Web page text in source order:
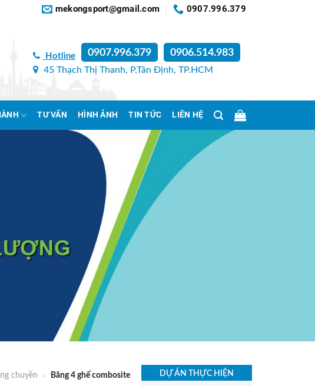
mekongsport@gmail.com 0907.996.379
Hotline 0907.996.379 0906.514.983
45 Thạch Thị Thanh, P.Tân Định, TP.HCM
TƯ VẤN HÌNH ẢNH TIN TỨC LIÊN HỆ
chuyền » Băng 4 ghế combosite DỰ ÁN THỰC HIỆN